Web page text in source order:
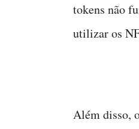
tokens não
utilizar os
Além disso,